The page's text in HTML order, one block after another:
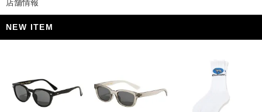
店舗情報
NEW ITEM